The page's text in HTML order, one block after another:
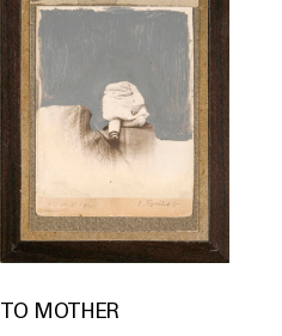
TO MOTHER